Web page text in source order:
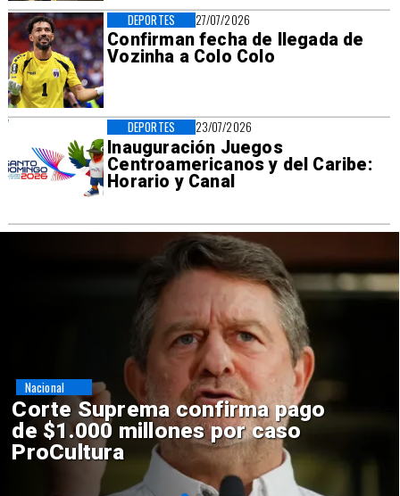
27/07/2026
Confirman fecha de llegada de
Vozinha a Colo Colo
DEPORTES
23/07/2026
Inauguración Juegos
Centroamericanos y del Caribe:
Horario y Canal
DEPORTES
Codelco suspende
construcción de Andes Norte
en El Teniente por riesgos
sísmicos
Nacional